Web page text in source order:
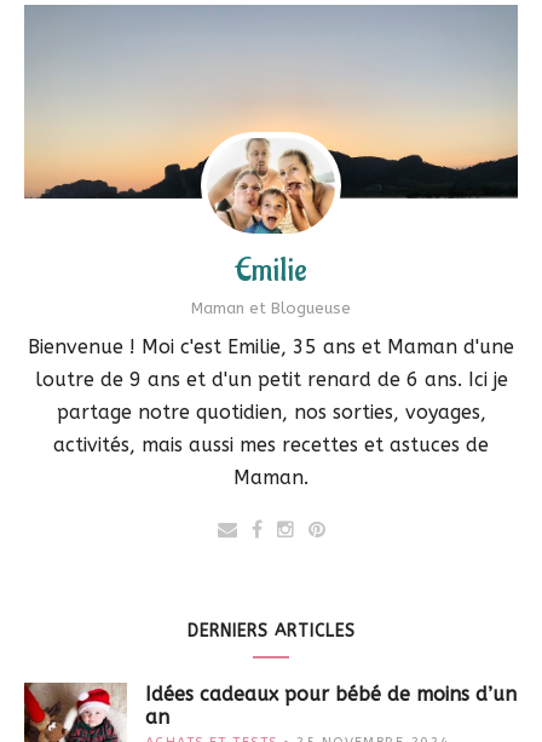
Emilie
Maman et Blogueuse
Bienvenue ! Moi c'est Emilie, 35 ans et Maman d'une
loutre de 9 ans et d'un petit renard de 6 ans. Ici je
partage notre quotidien, nos sorties, voyages,
activités, mais aussi mes recettes et astuces de
Maman.
DERNIERS ARTICLES
Idées cadeaux pour bébé de moins d’un
an